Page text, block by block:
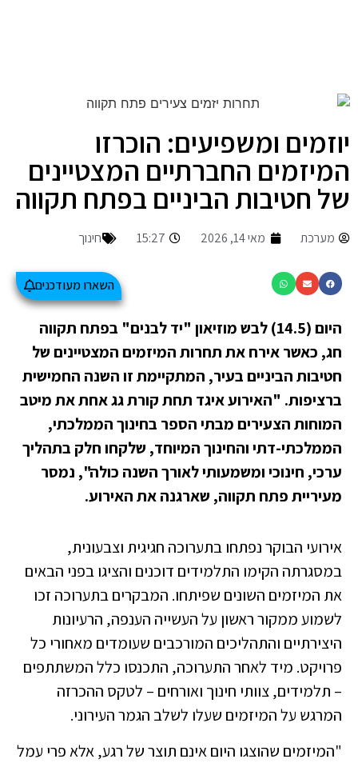
יוזמים ומשפיעים: הוכרזו
המיזמים החברתיים המצטיינים
של חטיבות הביניים בפתח תקווה
מערכת מאי 14, 2026 15:27 חינוך
השארו מעודכנים
היום (14.5) לבש מוזיאון "יד לבנים" בפתח תקווה
חג, כאשר אירח את תחרות המיזמים המצטיינים של
חטיבות הביניים בעיר, המתקיימת זו השנה החמישית
ברציפות. "האירוע איגד תחת קורת גג אחת את מיטב
המוחות הצעירים מבתי הספר בחינוך הממלכתי,
הממלכתי-דתי והחינוך המיוחד, שלקחו חלק בתהליך
ערכי, חינוכי ומשמעותי לאורך השנה כולה", נמסר
מעיריית פתח תקווה, שארגנה את האירוע.
אירועי הבוקר נפתחו בתערוכה חגיגית וצבעונית,
במסגרתה הקימו התלמידים דוכנים והציגו בפני הבאים
את המיזמים השונים שפיתחו. המבקרים בתערוכה זכו
לשמוע ממקור ראשון על העשייה הענפה, הרעיונות
היצירתיים והתהליכים המורכבים שעומדים מאחורי כל
פרויקט. מיד לאחר התערוכה, התכנסו כלל המשתתפים
– תלמידים, צוותי חינוך ואורחים – לטקס ההכרזה
המרגש על המיזמים שעלו לשלב הגמר העירוני.
"המיזמים שהוצגו היום אינם תוצר של רגע, אלא פרי עמל